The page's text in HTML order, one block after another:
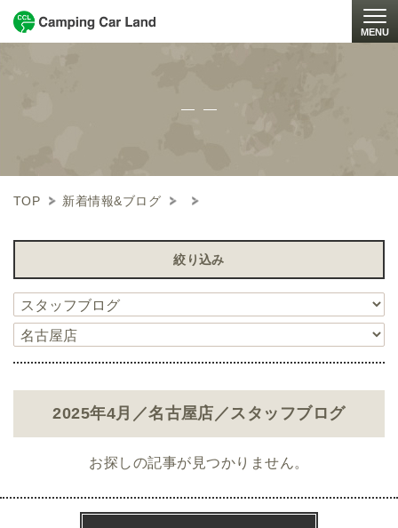
MENU
TOP 新着情報&ブログ
絞り込み
2025年4月／名古屋店／スタッフブログ
お探しの記事が見つかりません。